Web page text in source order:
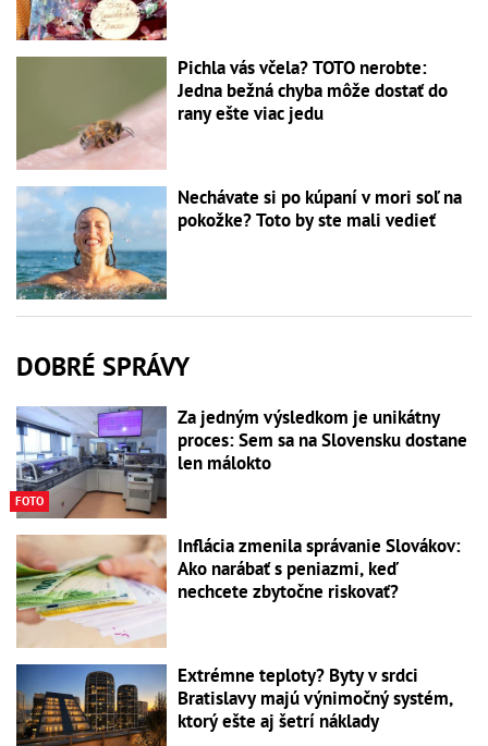
Pichla vás včela? TOTO nerobte:
Jedna bežná chyba môže dostať do
rany ešte viac jedu
Nechávate si po kúpaní v mori soľ na
pokožke? Toto by ste mali vedieť
DOBRÉ SPRÁVY
FOTO
Za jedným výsledkom je unikátny
proces: Sem sa na Slovensku dostane
len málokto
Inflácia zmenila správanie Slovákov:
Ako narábať s peniazmi, keď
nechcete zbytočne riskovať?
Extrémne teploty? Byty v srdci
Bratislavy majú výnimočný systém,
ktorý ešte aj šetrí náklady